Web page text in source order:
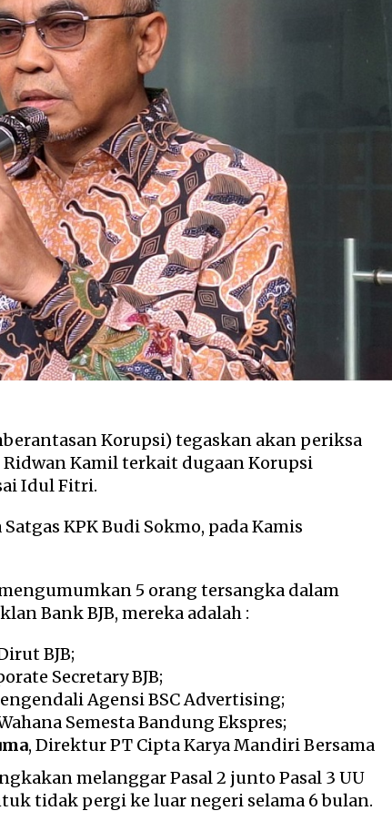
Korupsi) tegaskan akan periksa
Ridwan Kamil terkait dugaan Korupsi
Idul Fitri.
KPK Budi Sokmo, pada Kamis
5 orang tersangka dalam
Bank BJB, mereka adalah :
BJB;
Secretary BJB;
Agensi BSC Advertising;
Semesta Bandung Ekspres;
, Direktur PT Cipta Karya Mandiri Bersama
melanggar Pasal 2 junto Pasal 3 UU
tidak pergi ke luar negeri selama 6 bulan.